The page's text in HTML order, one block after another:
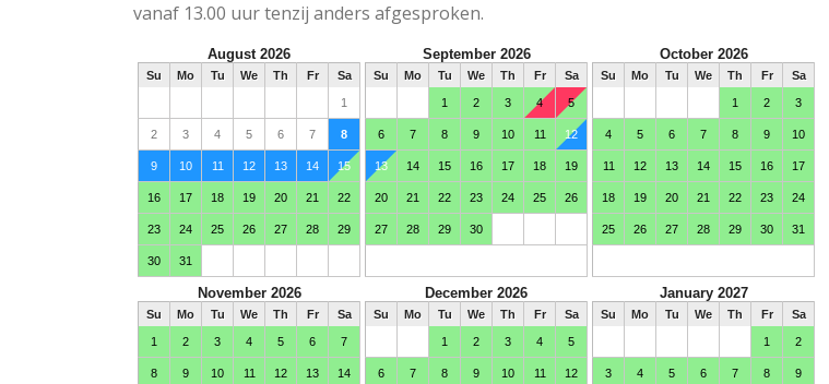
vanaf 13.00 uur tenzij anders afgesproken.